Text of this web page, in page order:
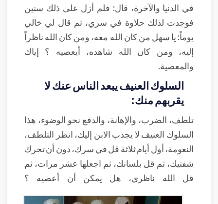
في الدنيا والآخرة، قال: فلم أزل على ذلك سنين
فوجدت لذلك حلاوة في سري، ثم قال لي خالي
يوماً: يا سهل من كان الله معه، ومن كان الله ناظراً
إليه، ومن كان الله شاهده، أيعصيه ؟ إياك
والمعصية.
السلوك العنيف يبعد الناس عنك لا
يقربهم منك:
تلطف، الضرب، والإهانة، والدفع نحو الوضوء، هذا
السلوك العنيف لا يجذب الابن إليك، انظر التلطف،
النعومة، أول أيام ثلاثة قل في سرك، دون أن تحرك
شفتيك، ثم قل بلسانك، ثم اجعلها عشر مرات، ثم
قل الله ناظري، هل يمكن أن أعصيه ؟